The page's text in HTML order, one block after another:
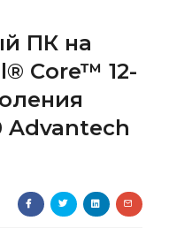
ПК на
Core™ 12-
Advantech